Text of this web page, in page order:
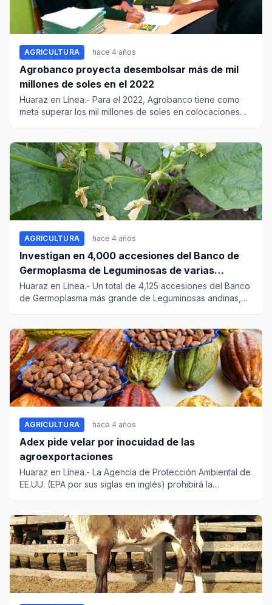
AGRICULTURA hace 4 años
Agrobanco proyecta desembolsar más de mil
millones de soles en el 2022
Huaraz en Línea.- Para el 2022, Agrobanco tiene como
meta superar los mil millones de soles en colocaciones
AGRICULTURA hace 4 años
Investigan en 4,000 accesiones del Banco de
Germoplasma de Leguminosas de varias
regiones
Huaraz en Línea.- Un total de 4,125 accesiones del Banco
de Germoplasma más grande de Leguminosas andinas,
AGRICULTURA hace 4 años
Adex pide velar por inocuidad de las
agroexportaciones
Huaraz en Línea.- La Agencia de Protección Ambiental de
EE.UU. (EPA por sus siglas en inglés) prohibirá la